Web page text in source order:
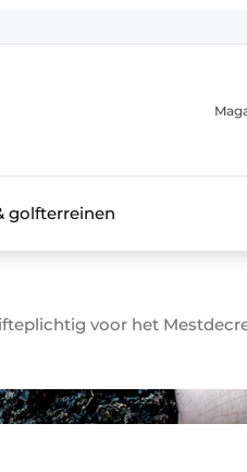
golfterreinen
voor het